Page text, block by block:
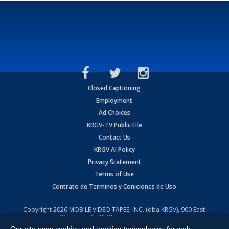
Closed Captioning
Employment
Ad Choices
KRGV-TV Public File
Contact Us
KRGV AI Policy
Privacy Statement
Terms of Use
Contrato de Terminos y Coniciones de Uso
Copyright2026 MOBILE VIDEO TAPES, INC. (dba KRGV), 900 East
Expressway, Weslaco, TX 78596.